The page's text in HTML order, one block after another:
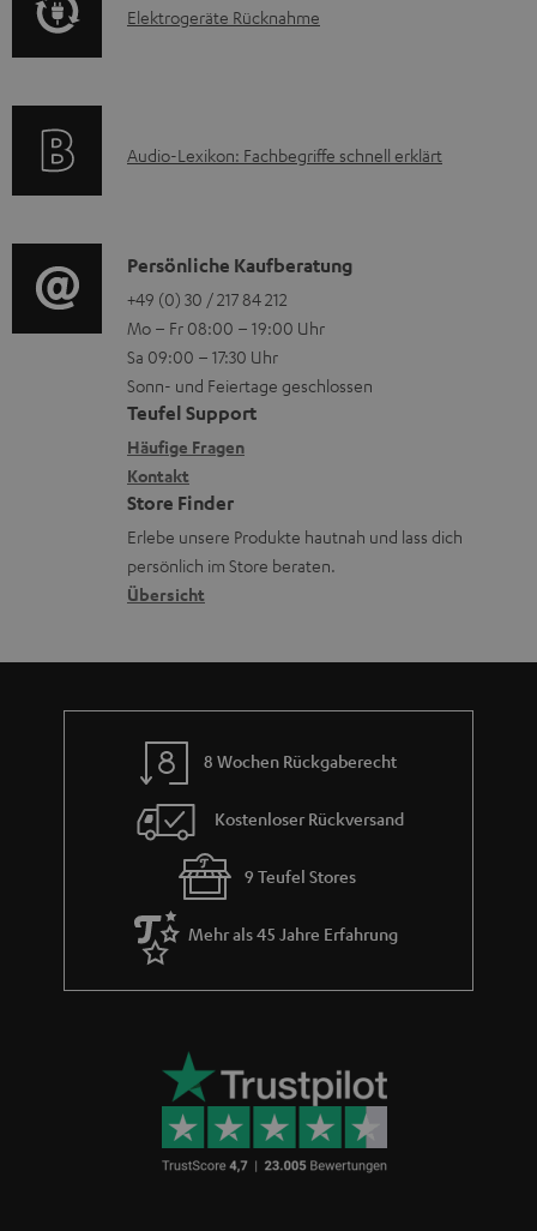
H
l
a
d
e
n
A
r
i
e
n
z
u
r
G
a
r
a
n
i
e
E
t
g
e
r
ä
t
e
R
ü
c
k
a
h
m
Elektrogeräte Rücknahme
A
i
o
-
L
e
x
i
k
o
n
Audio-Lexikon: Fachbegriffe schnell erklärt
K
o
n
t
a
k
t
d
a
t
n
Persönliche Kaufberatung
+49 (0) 30 / 217 84 212
Mo – Fr 08:00 – 19:00 Uhr
Sa 09:00 – 17:30 Uhr
Sonn- und Feiertage geschlossen
Teufel Support
Häufige Fragen
Kontakt
Store Finder
Erlebe unsere Produkte hautnah und lass dich
persönlich im Store beraten.
Übersicht
8 Wochen Rückgaberecht
Kostenloser Rückversand
9 Teufel Stores
Mehr als 45 Jahre Erfahrung